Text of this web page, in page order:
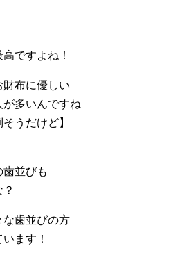
ですよね！
布に優しい
多いんですね
うだけど】
並びも
な歯並びの方
ます！